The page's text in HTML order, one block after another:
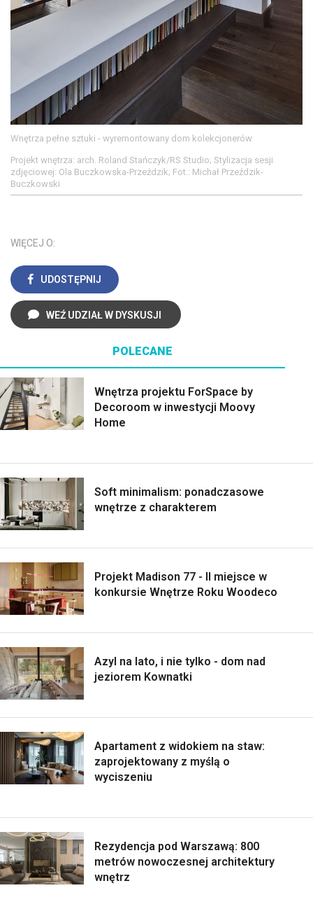
Wnętrza pełne sztuki - wyremontowany dom kolekcjonerów
Projekt wnętrza: arch. Roland Stańczyk/RS Studio; Stylizacja sesji
zdjęciowej: Ola Buczkowska-Przeździk; Fot.: Michał Przeździk-
Buczkowski
WIĘCEJ O:
UDOSTĘPNIJ
WEŹ UDZIAŁ W DYSKUSJI
POLECANE
Wnętrza projektu ForSpace by
Decoroom w inwestycji Moovy
Home
Soft minimalism: ponadczasowe
wnętrze z charakterem
Projekt Madison 77 - II miejsce w
konkursie Wnętrze Roku Woodeco
Azyl na lato, i nie tylko - dom nad
jeziorem Kownatki
Apartament z widokiem na staw:
zaprojektowany z myślą o
wyciszeniu
Rezydencja pod Warszawą: 800
metrów nowoczesnej architektury
wnętrz